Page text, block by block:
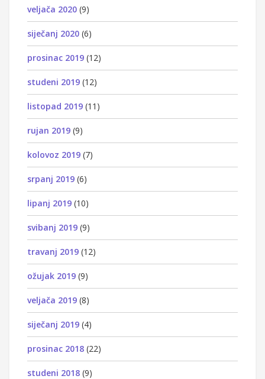
veljača 2020 (9)
siječanj 2020 (6)
prosinac 2019 (12)
studeni 2019 (12)
listopad 2019 (11)
rujan 2019 (9)
kolovoz 2019 (7)
srpanj 2019 (6)
lipanj 2019 (10)
svibanj 2019 (9)
travanj 2019 (12)
ožujak 2019 (9)
veljača 2019 (8)
siječanj 2019 (4)
prosinac 2018 (22)
studeni 2018 (9)